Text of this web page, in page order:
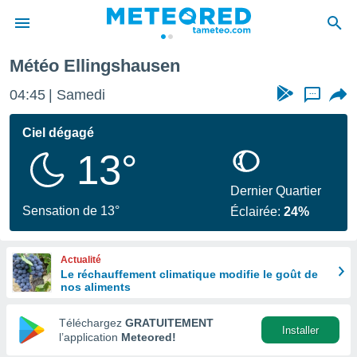
de
en
Météo Ellingshausen
04:45 Samedi ...
Ciel dégagé
13°
Sensation de 13°
Dernier Quartier
Éclairée:24%
Actualité
Le réchauffement climatique modifie le goût de
nos aliments
Téléchargez GRATUITEMENT
l’application Meteored!
Installer